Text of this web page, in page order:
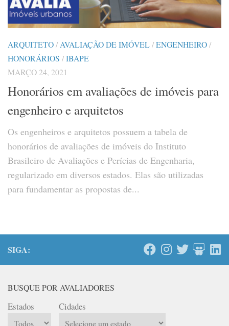
ARQUITETO/AVALIAÇÃO DE IMÓVEL/ENGENHEIRO/
HONORÁRIOS /IBAPE
MARÇO 24, 2021
Honorários em avaliações de imóveis para
engenheiro e arquitetos
Os engenheiros e arquitetos possuem a tabela de
honorários de avaliações de imóveis do Instituto
Brasileiro de Avaliações e Perícias de Engenharia,
regularizado em diversos estados. Elas são utilizadas
para fundamentar as propostas de...
SIGA:
BUSQUE POR AVALIADORES
Estados Cidades